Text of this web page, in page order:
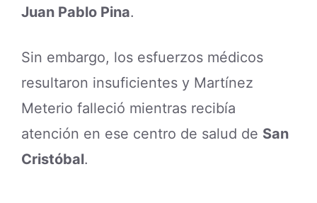
Juan Pablo Pina.
Sin embargo, los esfuerzos médicos
resultaron insuficientes y Martínez
Meterio falleció mientras recibía
atención en ese centro de salud de San
Cristóbal.